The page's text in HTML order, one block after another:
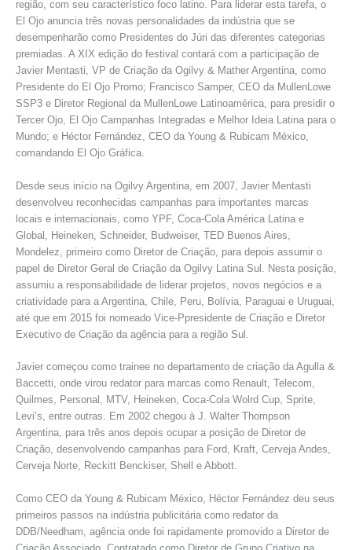
região, com seu característico foco latino. Para liderar esta tarefa, o
El Ojo anuncia três novas personalidades da indústria que se
desempenharão como Presidentes do Júri das diferentes categorias
premiadas. A XIX edição do festival contará com a participação de
Javier Mentasti, VP de Criação da Ogilvy & Mather Argentina, como
Presidente do El Ojo Promo; Francisco Samper, CEO da MullenLowe
SSP3 e Diretor Regional da MullenLowe Latinoamérica, para presidir o
Tercer Ojo, El Ojo Campanhas Integradas e Melhor Ideia Latina para o
Mundo; e Héctor Fernández, CEO da Young & Rubicam México,
comandando El Ojo Gráfica.
Desde seus início na Ogilvy Argentina, em 2007, Javier Mentasti
desenvolveu reconhecidas campanhas para importantes marcas
locais e internacionais, como YPF, Coca-Cola América Latina e
Global, Heineken, Schneider, Budweiser, TED Buenos Aires,
Mondelez, primeiro como Diretor de Criação, para depois assumir o
papel de Diretor Geral de Criação da Ogilvy Latina Sul. Nesta posição,
assumiu a responsabilidade de liderar projetos, novos negócios e a
criatividade para a Argentina, Chile, Peru, Bolívia, Paraguai e Uruguai,
até que em 2015 foi nomeado Vice-Ppresidente de Criação e Diretor
Executivo de Criação da agência para a região Sul.
Javier começou como trainee no departamento de criação da Agulla &
Baccetti, onde virou redator para marcas como Renault, Telecom,
Quilmes, Personal, MTV, Heineken, Coca-Cola Wolrd Cup, Sprite,
Levi’s, entre outras. Em 2002 chegou à J. Walter Thompson
Argentina, para três anos depois ocupar a posição de Diretor de
Criação, desenvolvendo campanhas para Ford, Kraft, Cerveja Andes,
Cerveja Norte, Reckitt Benckiser, Shell e Abbott.
Como CEO da Young & Rubicam México, Héctor Fernández deu seus
primeiros passos na indústria publicitária como redator da
DDB/Needham, agência onde foi rapidamente promovido a Diretor de